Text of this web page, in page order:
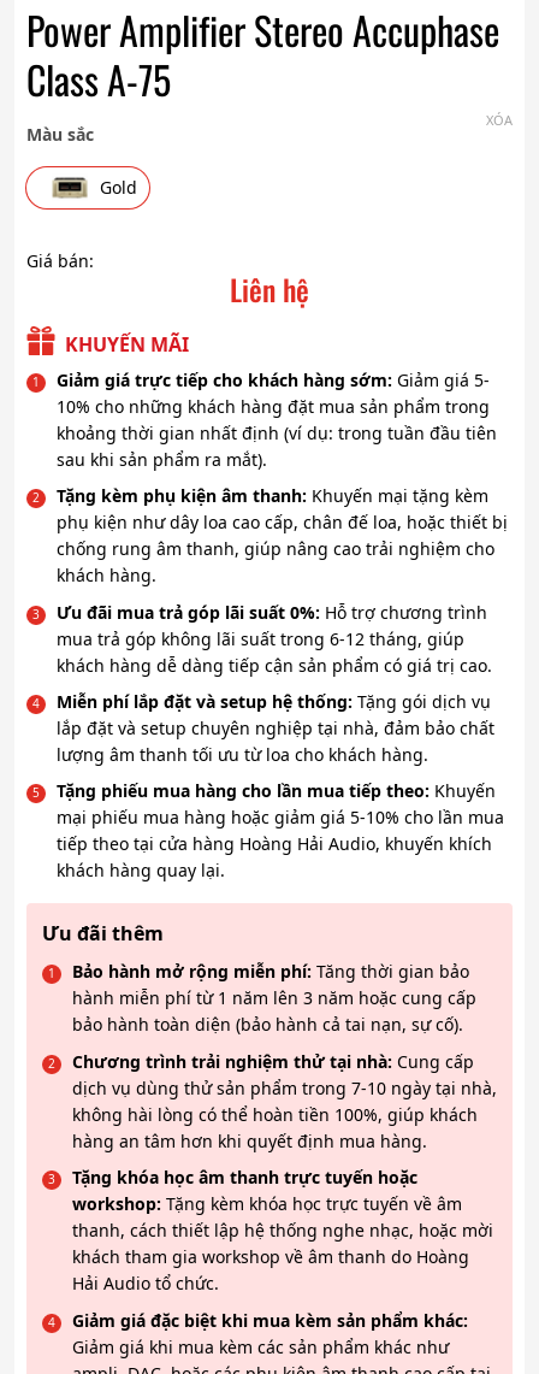
Power Amplifier Stereo Accuphase
Class A-75
Màu sắc
Gold
XÓA
Giá bán:
Liên hệ
KHUYẾN MÃI
Giảm giá trực tiếp cho khách hàng sớm: Giảm giá 5-
10% cho những khách hàng đặt mua sản phẩm trong
khoảng thời gian nhất định (ví dụ: trong tuần đầu tiên
sau khi sản phẩm ra mắt).
Tặng kèm phụ kiện âm thanh: Khuyến mại tặng kèm
phụ kiện như dây loa cao cấp, chân đế loa, hoặc thiết bị
chống rung âm thanh, giúp nâng cao trải nghiệm cho
khách hàng.
Ưu đãi mua trả góp lãi suất 0%: Hỗ trợ chương trình
mua trả góp không lãi suất trong 6-12 tháng, giúp
khách hàng dễ dàng tiếp cận sản phẩm có giá trị cao.
Miễn phí lắp đặt và setup hệ thống: Tặng gói dịch vụ
lắp đặt và setup chuyên nghiệp tại nhà, đảm bảo chất
lượng âm thanh tối ưu từ loa cho khách hàng.
Tặng phiếu mua hàng cho lần mua tiếp theo: Khuyến
mại phiếu mua hàng hoặc giảm giá 5-10% cho lần mua
tiếp theo tại cửa hàng Hoàng Hải Audio, khuyến khích
khách hàng quay lại.
Ưu đãi thêm
Bảo hành mở rộng miễn phí: Tăng thời gian bảo
hành miễn phí từ 1 năm lên 3 năm hoặc cung cấp
bảo hành toàn diện (bảo hành cả tai nạn, sự cố).
Chương trình trải nghiệm thử tại nhà: Cung cấp
dịch vụ dùng thử sản phẩm trong 7-10 ngày tại nhà,
không hài lòng có thể hoàn tiền 100%, giúp khách
hàng an tâm hơn khi quyết định mua hàng.
Tặng khóa học âm thanh trực tuyến hoặc
workshop: Tặng kèm khóa học trực tuyến về âm
thanh, cách thiết lập hệ thống nghe nhạc, hoặc mời
khách tham gia workshop về âm thanh do Hoàng
Hải Audio tổ chức.
Giảm giá đặc biệt khi mua kèm sản phẩm khác:
Giảm giá khi mua kèm các sản phẩm khác như